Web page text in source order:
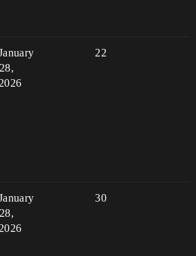
22
28,
2026
30
28,
2026